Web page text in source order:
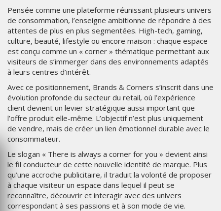
Pensée comme une plateforme réunissant plusieurs univers
de consommation, l’enseigne ambitionne de répondre à des
attentes de plus en plus segmentées. High-tech, gaming,
culture, beauté, lifestyle ou encore maison : chaque espace
est conçu comme un « corner » thématique permettant aux
visiteurs de s’immerger dans des environnements adaptés
à leurs centres d’intérêt.
Avec ce positionnement, Brands & Corners s’inscrit dans une
évolution profonde du secteur du retail, où l’expérience
client devient un levier stratégique aussi important que
l’offre produit elle-même. L’objectif n’est plus uniquement
de vendre, mais de créer un lien émotionnel durable avec le
consommateur.
Le slogan « There is always a corner for you » devient ainsi
le fil conducteur de cette nouvelle identité de marque. Plus
qu’une accroche publicitaire, il traduit la volonté de proposer
à chaque visiteur un espace dans lequel il peut se
reconnaître, découvrir et interagir avec des univers
correspondant à ses passions et à son mode de vie.